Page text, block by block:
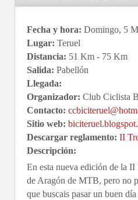
Fecha y hora: Domingo, 5
Lugar: Teruel
Distancia: 51 Km - 75 Km
Salida: Pabellón
Llegada:
Organizador: Club Ciclista
Contacto:
Sitio web:
Descargar reglamento: II
Descripción:
En esta nueva edición de la
de Aragón de MTB, pero no
que buscais pasar un buen